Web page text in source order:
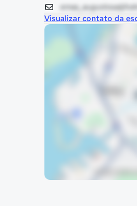
Visualizar contato da